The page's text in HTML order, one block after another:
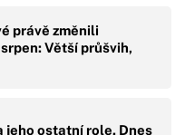
právě změnili
Větší průšvih,
jeho ostatní role. Dnes